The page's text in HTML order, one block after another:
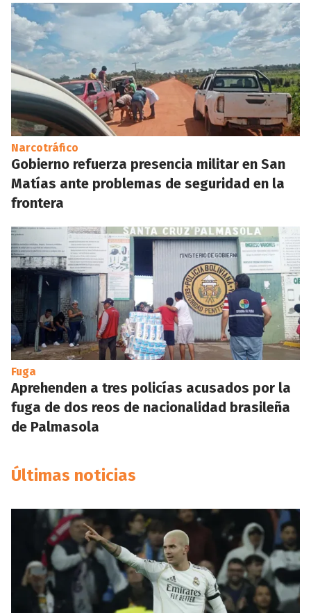
Narcotráfico
Gobierno refuerza presencia militar en San
Matías ante problemas de seguridad en la
frontera
Fuga
Aprehenden a tres policías acusados por la
fuga de dos reos de nacionalidad brasileña
de Palmasola
Últimas noticias